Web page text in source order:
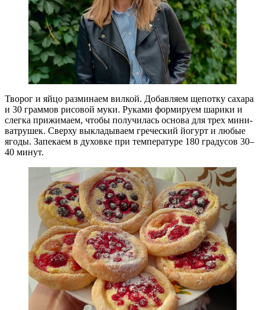
Творог и яйцо разминаем вилкой. Добавляем щепотку сахара
и 30 граммов рисовой муки. Руками формируем шарики и
слегка прижимаем, чтобы получилась основа для трех мини-
ватрушек. Сверху выкладываем греческий йогурт и любые
ягоды. Запекаем в духовке при температуре 180 градусов 30–
40 минут.